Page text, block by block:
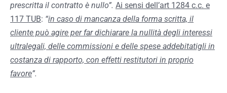
prescritta il contratto è nullo”. Ai sensi dell’art 1284 c.c. e
117 TUB: “in caso di mancanza della forma scritta, il
cliente può agire per far dichiarare la nullità degli interessi
ultralegali, delle commissioni e delle spese addebitatigli in
costanza di rapporto, con effetti restitutori in proprio
favore”.